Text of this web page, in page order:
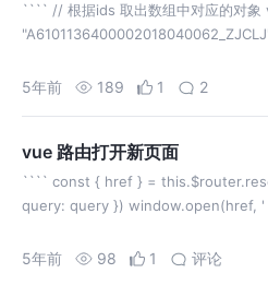
```` // 根据ids 取出数组中对应的对
5年前 189 1 2
vue 路由打开新页面
```` const { href } =
query: query }) window.open(href, '
5年前 98 1 评论